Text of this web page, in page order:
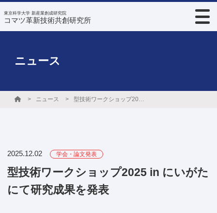
東京科学大学 新産業創成研究院
コマツ革新技術共創研究所
ニュース
ニュース 型技術ワークショップ2025 in にいがた にて研究成果を発表
2025.12.02 学会・論文発表
型技術ワークショップ2025 in にいがた
にて研究成果を発表